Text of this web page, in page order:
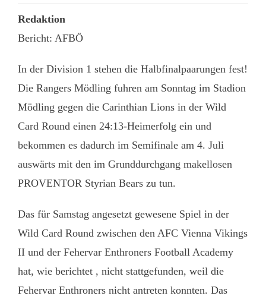
Redaktion
Bericht: AFBÖ
In der Division 1 stehen die Halbfinalpaarungen fest!
Die Rangers Mödling fuhren am Sonntag im Stadion
Mödling gegen die Carinthian Lions in der Wild
Card Round einen 24:13-Heimerfolg ein und
bekommen es dadurch im Semifinale am 4. Juli
auswärts mit den im Grunddurchgang makellosen
PROVENTOR Styrian Bears zu tun.
Das für Samstag angesetzt gewesene Spiel in der
Wild Card Round zwischen den AFC Vienna Vikings
II und der Fehervar Enthroners Football Academy
hat, wie berichtet , nicht stattgefunden, weil die
Fehervar Enthroners nicht antreten konnten. Das